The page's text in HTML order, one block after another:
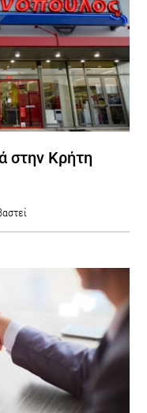
στην Κρήτη